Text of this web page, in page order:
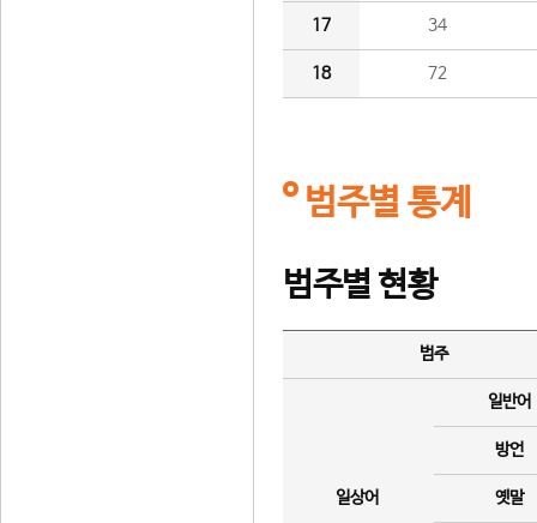
17 34
18 72
범주별 통계
범주별 현황
범주
일상어
일반어
방언
옛말